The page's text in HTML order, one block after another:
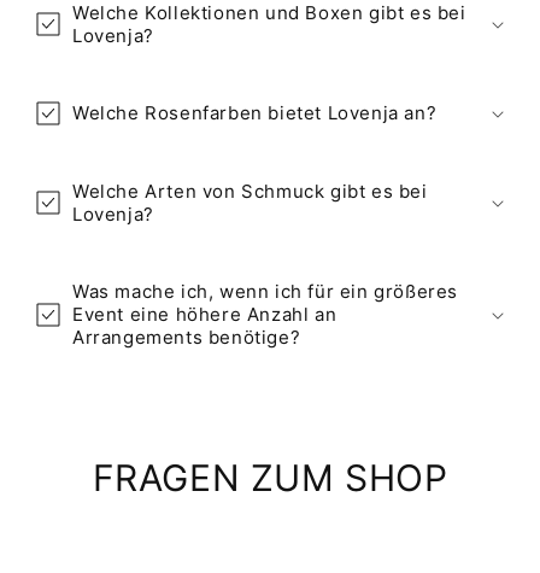
Welche Kollektionen und Boxen gibt es bei
Lovenja?
Welche Rosenfarben bietet Lovenja an?
Welche Arten von Schmuck gibt es bei
Lovenja?
Was mache ich, wenn ich für ein größeres
Event eine höhere Anzahl an
Arrangements benötige?
FRAGEN ZUM SHOP